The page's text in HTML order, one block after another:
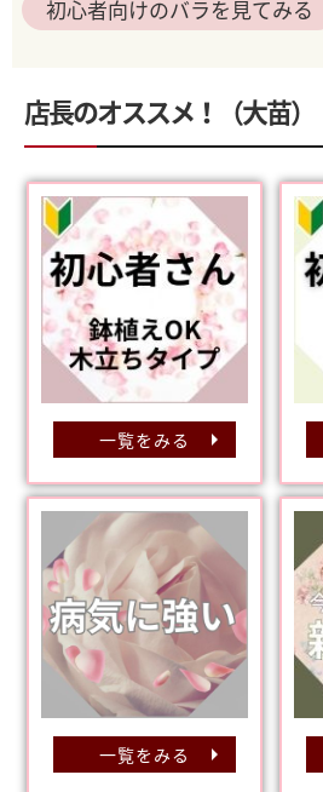
初心者向けのバラを見てみる
店長のオススメ！（大苗）
一覧をみる
一覧をみる